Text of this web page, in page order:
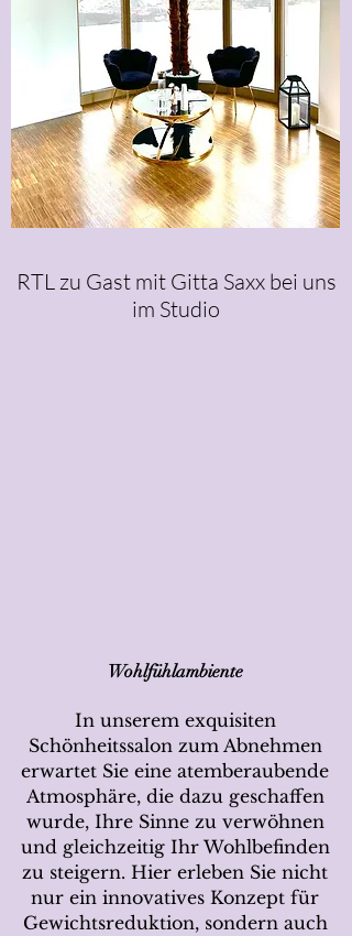
RTL zu Gast mit Gitta Saxx bei uns
im Studio
Wohlfühlambiente
In unserem exquisiten
Schönheitssalon zum Abnehmen
erwartet Sie eine atemberaubende
Atmosphäre, die dazu geschaffen
wurde, Ihre Sinne zu verwöhnen
und gleichzeitig Ihr Wohlbefinden
zu steigern. Hier erleben Sie nicht
nur ein innovatives Konzept für
Gewichtsreduktion, sondern auch